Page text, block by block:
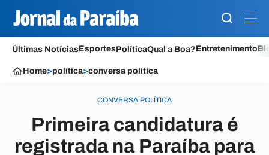
Últimas NotíciasEsportesPolíticaQual a Boa?Entretenimento
Home>política>conversa política
CONVERSA POLÍTICA
Primeira candidatura é
registrada na Paraíba para